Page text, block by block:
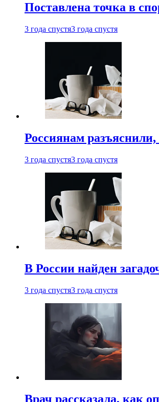
Поставлена точка в
3 года спустя3 года спустя
Россиянам
3 года спустя3 года спустя
В России найден
3 года спустя3 года спустя
Врач рассказала, как